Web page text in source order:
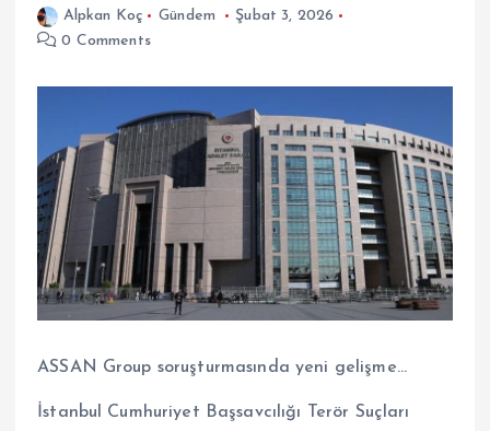
Alpkan Koç Gündem
Şubat 3, 2026
0 Comments
ASSAN Group soruşturmasında yeni gelişme…
İstanbul Cumhuriyet Başsavcılığı Terör Suçları